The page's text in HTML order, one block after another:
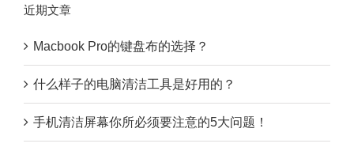
近期文章
Macbook Pro的键盘布的选择？
什么样子的电脑清洁工具是好用的？
手机清洁屏幕你所必须要注意的5大问题！